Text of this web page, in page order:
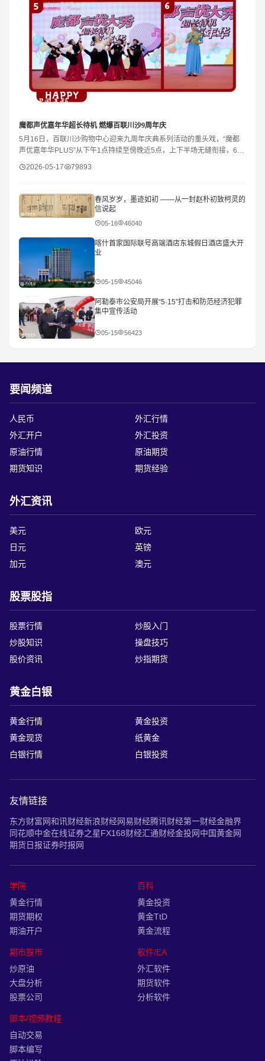
​魔都声优嘉年华超长待机 燃爆百联川沙9周年庆
5月16日，百联川沙购物中心迎来九周年庆典系列活动的重头戏，“魔都
声优嘉年华PLUS”从下午1点持续至傍晚近5点，上下半场无缝衔接，66
2026-05-17 79893
春风岁岁，墨迹如初 ——从一封赵朴初致柯灵的
信说起
05-16 46040
喀什首家国际联号高端酒店东城假日酒店盛大开
业
05-15 45046
阿勒泰市公安局开展“5·15”打击和防范经济犯罪
集中宣传活动
05-15 56423
要闻频道
人民币
外汇行情
外汇开户
外汇投资
原油行情
原油期货
期货知识
期货经验
外汇资讯
美元
欧元
日元
英镑
加元
澳元
股票股指
股票行情
炒股入门
炒股知识
操盘技巧
股价资讯
炒指期货
黄金白银
黄金行情
黄金投资
黄金现货
纸黄金
白银行情
白银投资
友情链接
东方财富网和讯财经新浪财经网易财经腾讯财经第一财经金融界
同花顺中金在线证券之星FX168财经汇通财经金投网中国黄金网
期货日报证券时报网
学院
黄金行情
期货期权
期油开户
百科
黄金投资
黄金TtD
黄金流程
期市股市
炒原油
大盘分析
股票公司
软件/EA
外汇软件
期货软件
分析软件
脚本/视频教程
自动交易
脚本编写